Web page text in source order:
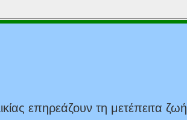
επηρεάζουν τη μετέπειτα ζωή